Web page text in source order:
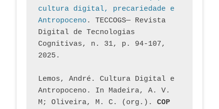
cultura digital, precariedade e
Antropoceno . TECCOGS— Revista
Digital de Tecnologias
Cognitivas, n. 31, p. 94-107,
2025.
Lemos, André. Cultura Digital e
Antropoceno. In Madeira, A. V.
M; Oliveira, M. C. (org.). COP